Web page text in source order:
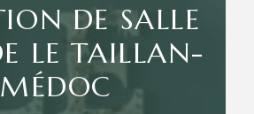
DE SALLE
LE TAILLAN-
MÉDOC